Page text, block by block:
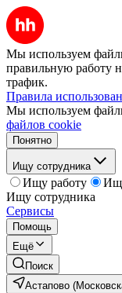
Мы используем
правильную работу
трафик.
Правила
Мы используем
файлов cookie
Понятно
Ищу сотрудника
Ищу работу
Ищу сотрудника
Сервисы
Помощь
Ещё
Поиск
Астапово